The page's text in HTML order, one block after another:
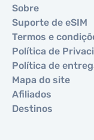
Sobre
Suporte de eSIM
Termos e
Política de
Política de
Mapa do site
Afiliados
Destinos